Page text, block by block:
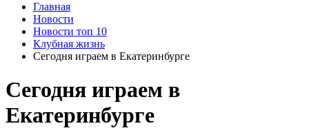
Главная
Новости
Новости топ 10
Клубная жизнь
Сегодня играем в Екатеринбурге
Сегодня играем в
Екатеринбурге